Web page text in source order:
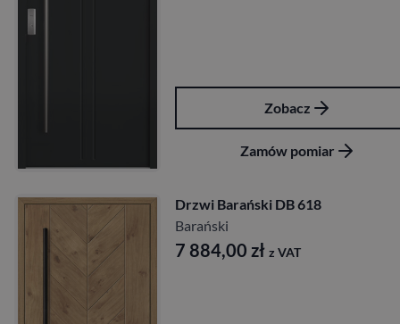
Zobacz
Zamów pomiar
Drzwi Barański DB 618
Barański
7 884,00 zł z VAT